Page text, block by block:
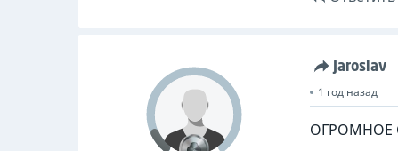
Jaroslav
1 год назад
ОГРОМНОЕ